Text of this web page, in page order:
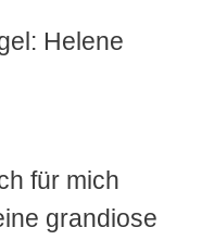
Helene
für mich
grandiose